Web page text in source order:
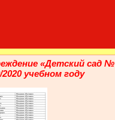
«Детский сад №
учебном году